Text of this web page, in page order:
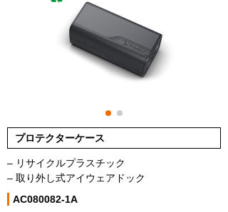
プロテクターケース
– リサイクルプラスチック
– 取り外し式アイウェアドック
AC080082-1A